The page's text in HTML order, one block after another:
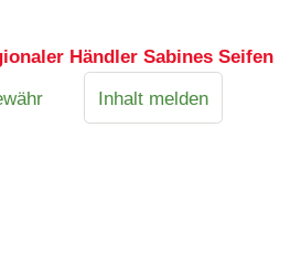
Händler Sabines Seifen
Inhalt melden